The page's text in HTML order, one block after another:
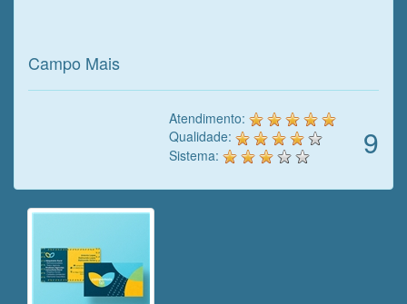
Campo Mais
9
Atendimento:
Qualidade:
Sistema: